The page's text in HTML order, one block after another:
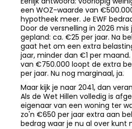
een WOZ-waarde van
hypotheek meer. Je EWF
Door de versnelling in 2026
gepland: ca. €25 per jaar. Na
gaat het om een extra
jaar, minder dan €1 per
van €750.000 loopt de extra
per jaar. Nu nog marginaal, ja.
Maar kijk je naar 2041, dan
Als de Wet Hillen volledig is
eigenaar van een woning ter
zo'n €650 per jaar extra aan
bedrag waar je nu al over kunt